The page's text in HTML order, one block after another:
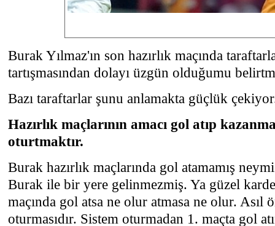
Burak Yılmaz'ın son hazırlık maçında
tartışmasından dolayı üzgün olduğumu
Bazı taraftarlar şunu anlamakta güçlük
Hazırlık maçlarının amacı gol atıp
oturtmaktır.
Burak hazırlık maçlarında gol atamamış
Burak ile bir yere gelinmezmiş. Ya güzel
maçında gol atsa ne olur atmasa ne olur. Asıl
oturmasıdır. Sistem oturmadan 1. maçta gol